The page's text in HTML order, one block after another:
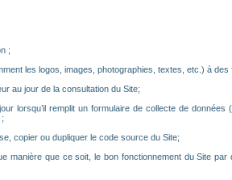
;
les logos, images, photographies, textes, etc.) à
au jour de la consultation du Site;
lorsqu’il remplit un formulaire de collecte de
copier ou dupliquer le code source du Site;
manière que ce soit, le bon fonctionnement du Site